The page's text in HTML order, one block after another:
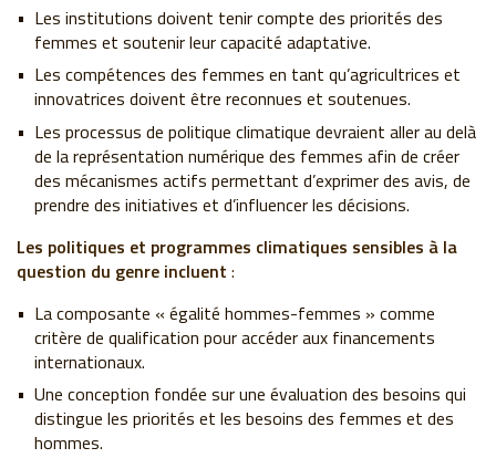
Les institutions doivent tenir compte des priorités des
femmes et soutenir leur capacité adaptative.
Les compétences des femmes en tant qu’agricultrices et
innovatrices doivent être reconnues et soutenues.
Les processus de politique climatique devraient aller au delà
de la représentation numérique des femmes afin de créer
des mécanismes actifs permettant d’exprimer des avis, de
prendre des initiatives et d’influencer les décisions.
Les politiques et programmes climatiques sensibles à la
question du genre incluent :
La composante « égalité hommes-femmes » comme
critère de qualification pour accéder aux financements
internationaux.
Une conception fondée sur une évaluation des besoins qui
distingue les priorités et les besoins des femmes et des
hommes.